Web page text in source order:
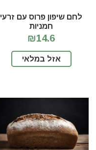
לחם שיפון פרוס עם זרעי
חמניות
₪14.6
אזל במלאי